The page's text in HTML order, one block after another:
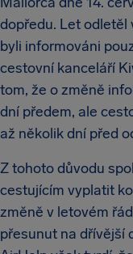
dopředu. Let odletěl
byli informováni
cestovní kanceláří
tom, že o změně
dní předem, ale
až několik dní před
Z tohoto důvodu
cestujícím vyplatit
změně v letovém
přesunut na dřívější